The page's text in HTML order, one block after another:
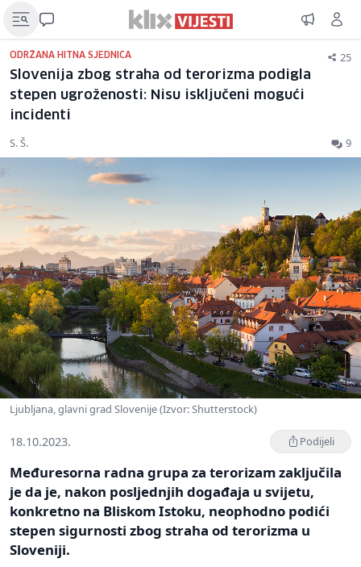
ODRŽANA HITNA SJEDNICA 25
Slovenija zbog straha od terorizma podigla
stepen ugroženosti: Nisu isključeni mogući
incidenti
S. Š. 9
Ljubljana, glavni grad Slovenije (Izvor: Shutterstock)
18.10.2023. Podijeli
Međuresorna radna grupa za terorizam zaključila
je da je, nakon posljednjih događaja u svijetu,
konkretno na Bliskom Istoku, neophodno podići
stepen sigurnosti zbog straha od terorizma u
Sloveniji.